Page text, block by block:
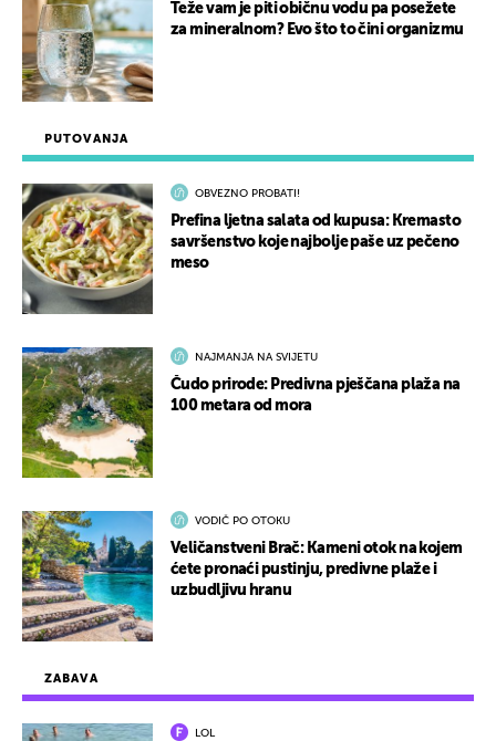
ZABAVA
LOL
PUTOVANJA
OBVEZNO PROBATI!
Prefina ljetna salata od kupusa: Kremasto
savršenstvo koje najbolje paše uz pečeno
meso
NAJMANJA NA SVIJETU
Čudo prirode: Predivna pješčana plaža na
100 metara od mora
VODIČ PO OTOKU
Veličanstveni Brač: Kameni otok na kojem
ćete pronaći pustinju, predivne plaže i
uzbudljivu hranu
Teže vam je piti običnu vodu pa posežete
za mineralnom? Evo što to čini organizmu